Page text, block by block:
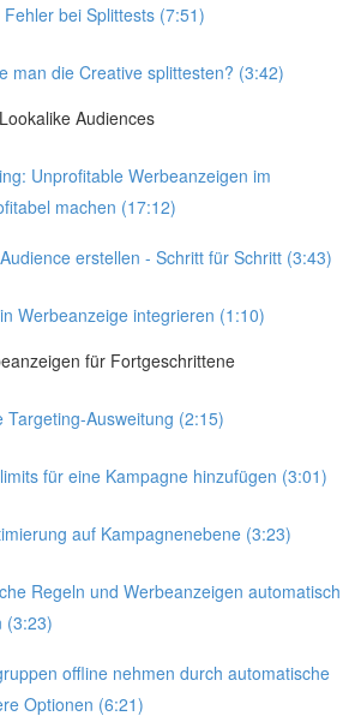
bei Splittests (7:51)
man die Creative splittesten? (3:42)
Audiences
Unprofitable Werbeanzeigen im
machen (17:12)
erstellen - Schritt für Schritt (3:43)
Werbeanzeige integrieren (1:10)
für Fortgeschrittene
Targeting-Ausweitung (2:15)
für eine Kampagne hinzufügen (3:01)
auf Kampagnenebene (3:23)
Regeln und Werbeanzeigen automatisch
(3:23)
offline nehmen durch automatische
Optionen (6:21)